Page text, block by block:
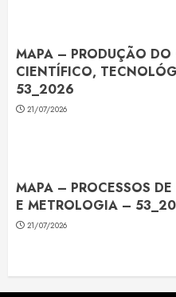
MAPA – PRODUÇÃO
CIENTÍFICO,
53_2026
21/07/2026
MAPA – PROCESSOS
E METROLOGIA –
21/07/2026